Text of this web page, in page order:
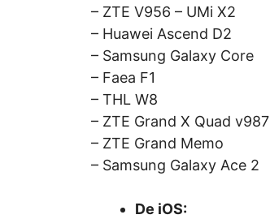
– ZTE V956 – UMi X2
– Huawei Ascend D2
– Samsung Galaxy Core
– Faea F1
– THL W8
– ZTE Grand X Quad v987
– ZTE Grand Memo
– Samsung Galaxy Ace 2
De iOS: